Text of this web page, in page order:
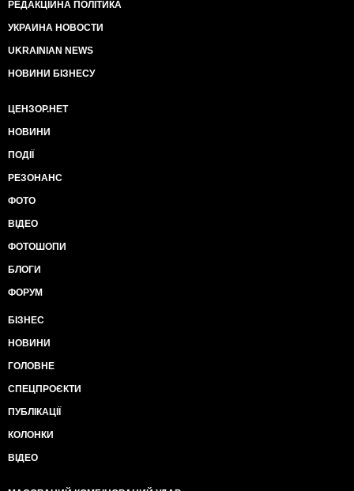
РЕДАКЦІЙНА ПОЛІТИКА
УКРАИНА НОВОСТИ
UKRAINIAN NEWS
НОВИНИ БІЗНЕСУ
ЦЕНЗОР.НЕТ
НОВИНИ
ПОДІЇ
РЕЗОНАНС
ФОТО
ВІДЕО
ФОТОШОПИ
БЛОГИ
ФОРУМ
БІЗНЕС
НОВИНИ
ГОЛОВНЕ
СПЕЦПРОЄКТИ
ПУБЛІКАЦІЇ
КОЛОНКИ
ВІДЕО